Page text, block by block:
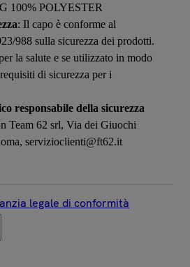
100% POLYESTER
: Il capo è conforme al
988 sulla sicurezza dei prodotti.
la salute e se utilizzato in modo
di sicurezza per i
responsabile della sicurezza
Team 62 srl, Via dei Giuochi
servizioclienti@ft62.it
legale di conformità